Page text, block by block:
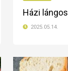
Házi lángos
2025.05.14.